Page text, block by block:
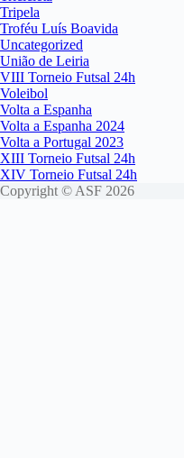
Tripela
Troféu Luís Boavida
Uncategorized
União de Leiria
VIII Torneio Futsal 24h
Voleibol
Volta a Espanha
Volta a Espanha 2024
Volta a Portugal 2023
XIII Torneio Futsal 24h
XIV Torneio Futsal 24h
Copyright © ASF 2026